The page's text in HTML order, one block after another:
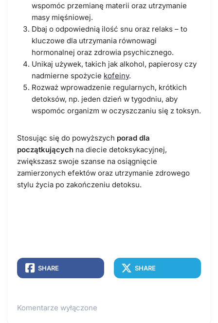
wspomóc przemianę materii oraz utrzymanie
masy mięśniowej.
Dbaj o odpowiednią ilość snu oraz relaks – to
kluczowe dla utrzymania równowagi
hormonalnej oraz zdrowia psychicznego.
Unikaj używek, takich jak alkohol, papierosy czy
nadmierne spożycie kofeiny.
Rozważ wprowadzenie regularnych, krótkich
detoksów, np. jeden dzień w tygodniu, aby
wspomóc organizm w oczyszczaniu się z toksyn.
Stosując się do powyższych porad dla
początkujących na diecie detoksykacyjnej,
zwiększasz swoje szanse na osiągnięcie
zamierzonych efektów oraz utrzymanie zdrowego
stylu życia po zakończeniu detoksu.
SHARE SHARE
Komentarze wyłączone